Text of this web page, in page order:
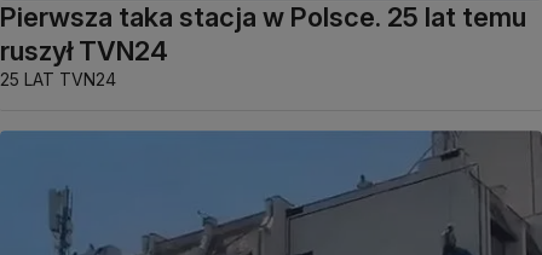
Pierwsza taka stacja w Polsce. 25 lat temu
ruszył TVN24
25 LAT TVN24